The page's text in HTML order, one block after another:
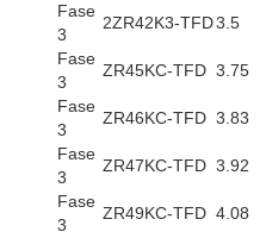
Fase
3
2ZR42K3-TFD3.5
Fase
3
ZR45KC-TFD 3.75
Fase
3
ZR46KC-TFD 3.83
Fase
3
ZR47KC-TFD 3.92
Fase
3
ZR49KC-TFD 4.08